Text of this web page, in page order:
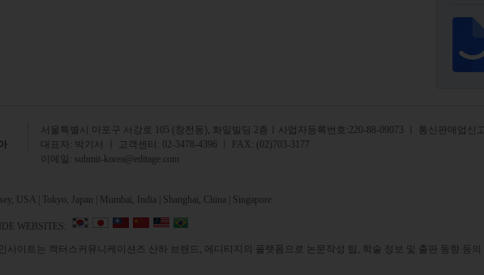
서 울특별시 마포구 서강로 105 (창전동), 화일빌딩 2 층
ㅣ사업자등록번호:220-88-09073 ㅣ 통신판매업신
대표자: 박기서 ㅣ 고객센터: 02-3478-4396 ㅣ FAX: (02)703-3177
이메일: submit-korea@editage.com
USA | Tokyo, Japan | Mumbai, India | Shanghai, China | Singapore
WEBSITES:
사이트는 캑터스커뮤니케이션즈 산하 브랜드, 에디티지의 플랫폼으로 논문작성 팁, 학술 정보 및 출판 동향 등의